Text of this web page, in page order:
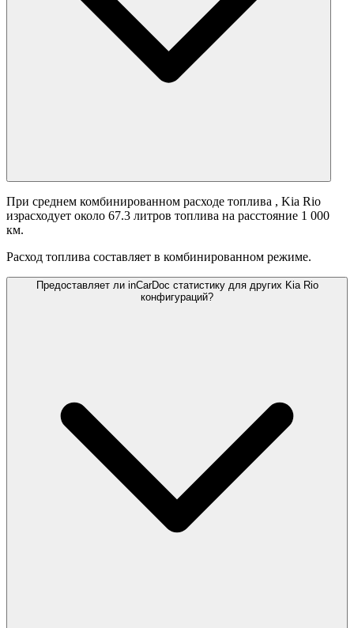
При среднем комбинированном расходе топлива , Kia Rio
израсходует около 67.3 литров топлива на расстояние 1 000
км.
Расход топлива составляет в комбинированном режиме.
Предоставляет ли inCarDoc статистику для других Kia Rio
конфигураций?